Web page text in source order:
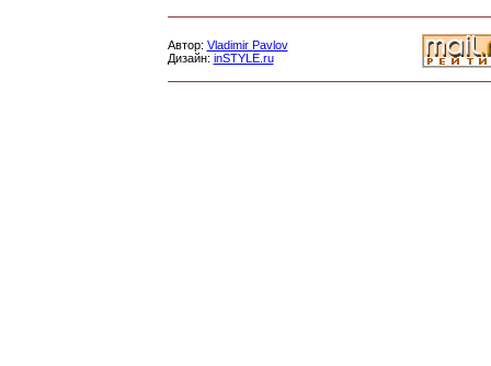
Автор: Vladimir Pavlov
Дизайн: inSTYLE.ru